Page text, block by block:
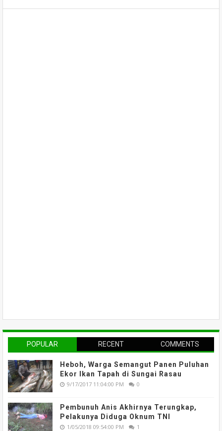
POPULAR RECENT COMMENTS
Heboh, Warga Semangut Panen Puluhan
Ekor Ikan Tapah di Sungai Rasau
9/17/2017 11:04:00 PM 0
Pembunuh Anis Akhirnya Terungkap,
Pelakunya Diduga Oknum TNI
1/05/2018 09:54:00 PM 1